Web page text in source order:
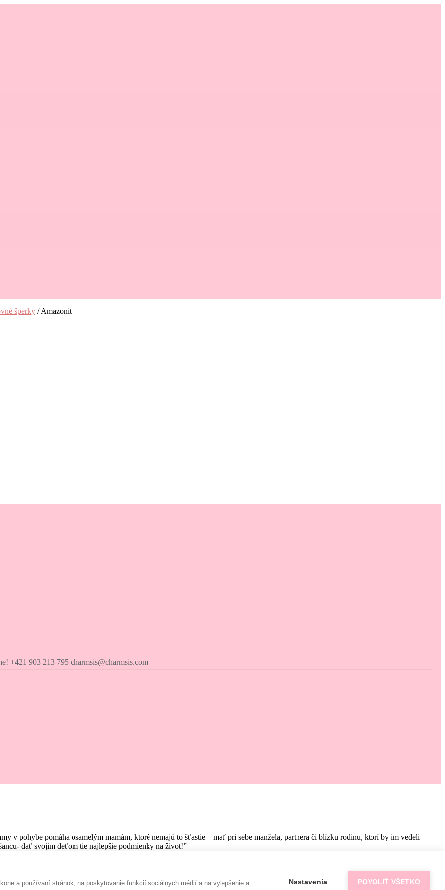
šperky /Amazonit
+421 903 213 795 charmsis@charmsis.com
v pohybe pomáha osamelým mamám, ktoré nemajú to šťastie – mať pri sebe manžela, partnera či blízku rodinu, ktorí by im vedeli
dať svojim deťom tie najlepšie podmienky na život!”
Rada prispejem :-)
a používaní stránok, na poskytovanie funkcií sociálnych médií a na vylepšenie a Nastavenia POVOLIŤ VŠETKO